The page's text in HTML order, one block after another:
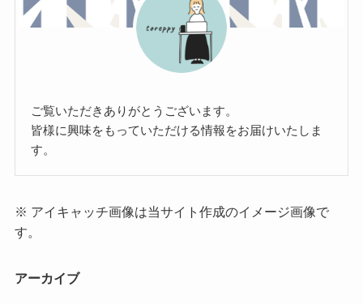
ご覧いただきありがとうございます。
皆様に興味をもっていただける情報をお届けいたしま
す。
※ アイキャッチ画像は当サイト作成のイメージ画像で
す。
アーカイブ